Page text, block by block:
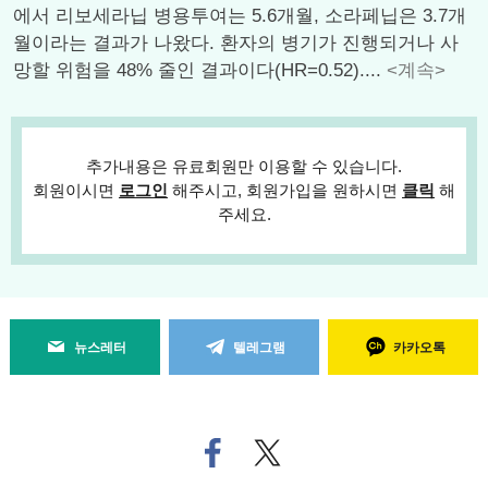
에서 리보세라닙 병용투여는 5.6개월, 소라페닙은 3.7개
월이라는 결과가 나왔다. 환자의 병기가 진행되거나 사
망할 위험을 48% 줄인 결과이다(HR=0.52).... <계속>
추가내용은 유료회원만 이용할 수 있습니다.
회원이시면 로그인 해주시고, 회원가입을 원하시면 클릭 해
주세요.
뉴스레터 텔레그램 카카오톡
페
이
트위
터로